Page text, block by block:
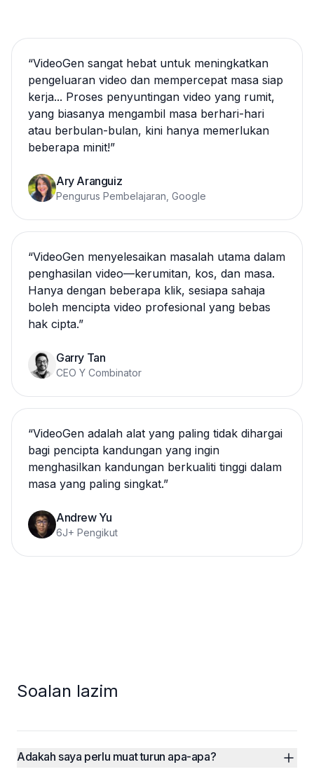
“VideoGen sangat hebat untuk meningkatkan
pengeluaran video dan mempercepat masa siap
kerja... Proses penyuntingan video yang rumit,
yang biasanya mengambil masa berhari-hari
atau berbulan-bulan, kini hanya memerlukan
beberapa minit!”
Ary Aranguiz
Pengurus Pembelajaran, Google
“VideoGen menyelesaikan masalah utama dalam
penghasilan video—kerumitan, kos, dan masa.
Hanya dengan beberapa klik, sesiapa sahaja
boleh mencipta video profesional yang bebas
hak cipta.”
Garry Tan
CEO Y Combinator
“VideoGen adalah alat yang paling tidak dihargai
bagi pencipta kandungan yang ingin
menghasilkan kandungan berkualiti tinggi dalam
masa yang paling singkat.”
Andrew Yu
6J+ Pengikut
Soalan lazim
Adakah saya perlu muat turun apa-apa?